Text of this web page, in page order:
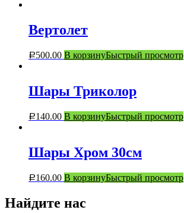
Вертолет
Р500.00 В корзинуБыстрый просмотр
Шары Триколор
Р140.00 В корзинуБыстрый просмотр
Шары Хром 30см
Р160.00 В корзинуБыстрый просмотр
Найдите нас